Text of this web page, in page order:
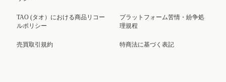
TAO (タオ）における商品リコー
ルポリシー
売買取引規約
プラットフォーム苦情・紛争処
理規程
特商法に基づく表記